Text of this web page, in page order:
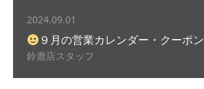
2024.09.01
９月の営業カレンダー・クーポン
鈴鹿店スタッフ